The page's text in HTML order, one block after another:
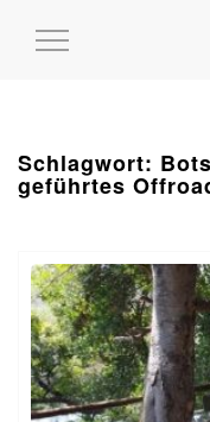
MENÜ
Schlagwort:
geführtes